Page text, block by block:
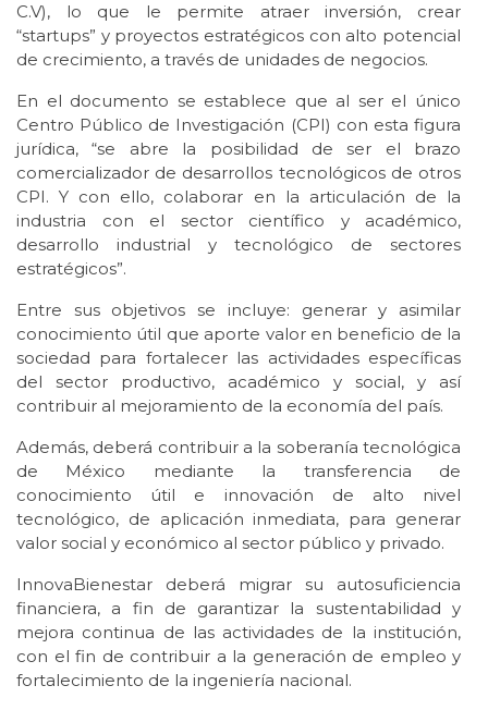
C.V), lo que le permite atraer inversión, crear
“startups” y proyectos estratégicos con alto potencial
de crecimiento, a través de unidades de negocios.
En el documento se establece que al ser el único
Centro Público de Investigación (CPI) con esta figura
jurídica, “se abre la posibilidad de ser el brazo
comercializador de desarrollos tecnológicos de otros
CPI. Y con ello, colaborar en la articulación de la
industria con el sector científico y académico,
desarrollo industrial y tecnológico de sectores
estratégicos”.
Entre sus objetivos se incluye: generar y asimilar
conocimiento útil que aporte valor en beneficio de la
sociedad para fortalecer las actividades específicas
del sector productivo, académico y social, y así
contribuir al mejoramiento de la economía del país.
Además, deberá contribuir a la soberanía tecnológica
de México mediante la transferencia de
conocimiento útil e innovación de alto nivel
tecnológico, de aplicación inmediata, para generar
valor social y económico al sector público y privado.
InnovaBienestar deberá migrar su autosuficiencia
financiera, a fin de garantizar la sustentabilidad y
mejora continua de las actividades de la institución,
con el fin de contribuir a la generación de empleo y
fortalecimiento de la ingeniería nacional.